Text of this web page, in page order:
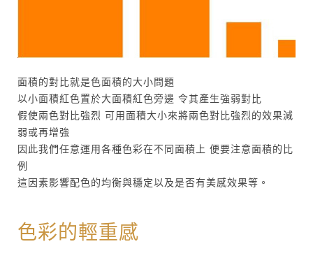
面積的對比就是色面積的大小問題
以小面積紅色置於大面積紅色旁邊 令其產生強弱對比
假使兩色對比強烈 可用面積大小來將兩色對比強烈的效果減
弱或再增強
因此我們任意運用各種色彩在不同面積上 便要注意面積的比
例
這因素影響配色的均衡與穩定以及是否有美感效果等。
色彩的輕重感